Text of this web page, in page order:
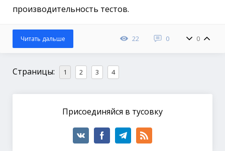
производительность тестов.
22 0 0
Читать дальше
Страницы: 1 2 3 4
Присоединяйся в тусовку